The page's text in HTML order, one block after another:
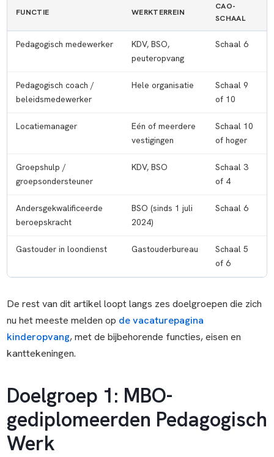
FUNCTIE WERKTERREIN
CAO-
SCHAAL
Pedagogisch medewerker
KDV, BSO,
peuteropvang
Schaal 6
Pedagogisch coach /
beleidsmedewerker
Hele organisatie
Schaal 9
of 10
Locatiemanager
Eén of meerdere
vestigingen
Schaal 10
of hoger
Groepshulp /
groepsondersteuner
KDV, BSO
Schaal 3
of 4
Andersgekwalificeerde
beroepskracht
BSO (sinds 1 juli
2024)
Schaal 6
Gastouder in loondienst Gastouderbureau
Schaal 5
of 6
De rest van dit artikel loopt langs zes doelgroepen die zich
nu het meeste melden op de vacaturepagina
kinderopvang, met de bijbehorende functies, eisen en
kanttekeningen.
Doelgroep 1: MBO-
gediplomeerden Pedagogisch
Werk